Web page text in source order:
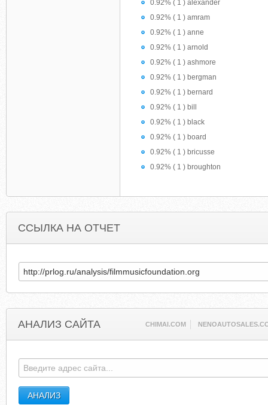
0.92% ( 1 ) alexander
0.92% ( 1 ) amram
0.92% ( 1 ) anne
0.92% ( 1 ) arnold
0.92% ( 1 ) ashmore
0.92% ( 1 ) bergman
0.92% ( 1 ) bernard
0.92% ( 1 ) bill
0.92% ( 1 ) black
0.92% ( 1 ) board
0.92% ( 1 ) bricusse
0.92% ( 1 ) broughton
ССЫЛКА НА ОТЧЕТ
АНАЛИЗ САЙТА CHIMAI.COM